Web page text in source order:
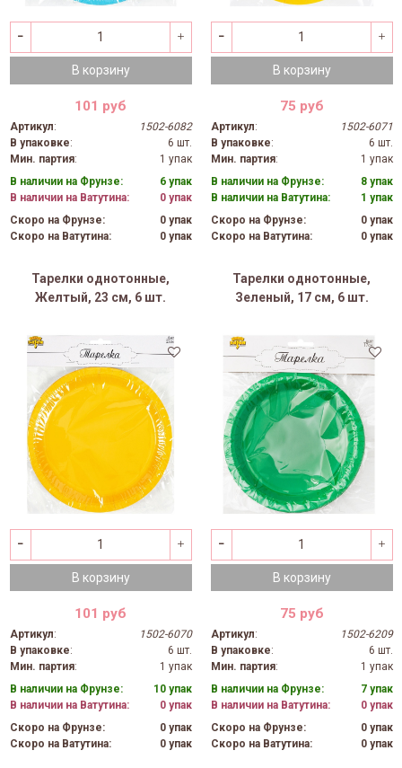
В корзину
101 руб
Артикул:
1502-6082
В упаковке:
6 шт.
Мин. партия:
1 упак
В наличии на Фрунзе:
6 упак
В наличии на Ватутина:
0 упак
Скоро на Фрунзе:
0 упак
Скоро на Ватутина:
0 упак
В корзину
75 руб
Артикул:
1502-6071
В упаковке:
6 шт.
Мин. партия:
1 упак
В наличии на Фрунзе:
8 упак
В наличии на Ватутина:
1 упак
Скоро на Фрунзе:
0 упак
Скоро на Ватутина:
0 упак
Тарелки однотонные,
Желтый, 23 см, 6 шт.
В корзину
101 руб
Артикул:
1502-6070
В упаковке:
6 шт.
Мин. партия:
1 упак
В наличии на Фрунзе:
10 упак
В наличии на Ватутина:
0 упак
Скоро на Фрунзе:
0 упак
Скоро на Ватутина:
0 упак
Тарелки однотонные,
Зеленый, 17 см, 6 шт.
В корзину
75 руб
Артикул:
1502-6209
В упаковке:
6 шт.
Мин. партия:
1 упак
В наличии на Фрунзе:
7 упак
В наличии на Ватутина:
0 упак
Скоро на Фрунзе:
0 упак
Скоро на Ватутина:
0 упак